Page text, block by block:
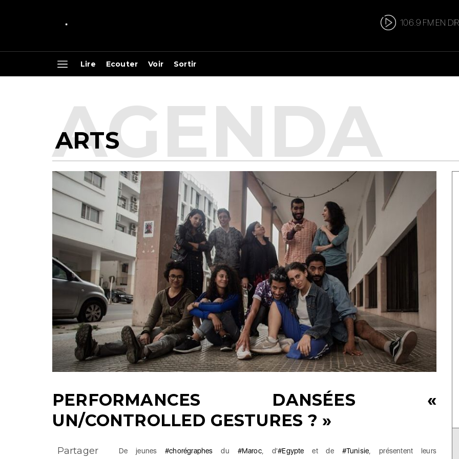
106.9 FM EN
Lire Ecouter Voir Sortir
ARTS
PERFORMANCES DANSÉES «
UN/CONTROLLED GESTURES ? »
Partager De jeunes#chorégraphes du #Maroc, d'#Egypte et de #Tunisie , présentent leurs